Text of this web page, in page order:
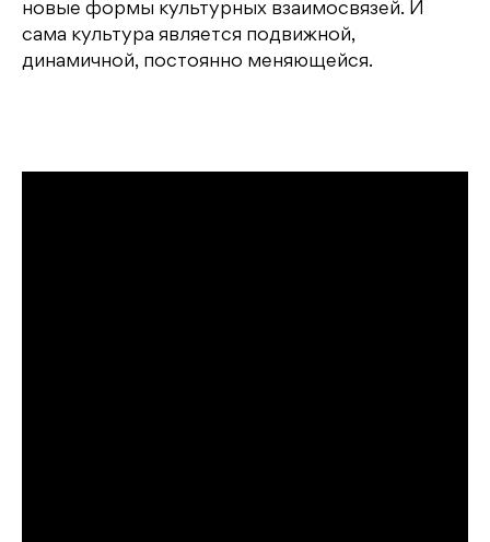
новые формы культурных взаимосвязей. И
сама культура является подвижной,
динамичной, постоянно меняющейся.